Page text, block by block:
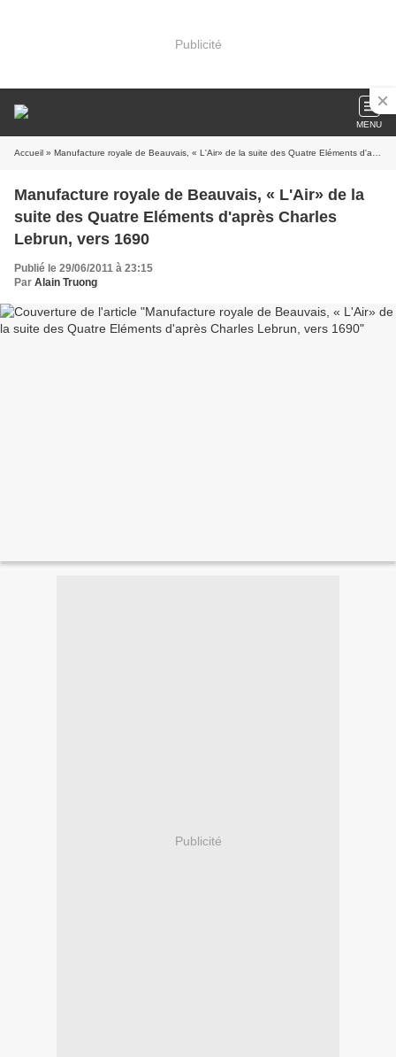
Publicité
MENU
Accueil » Manufacture royale de Beauvais, « L'Air» de la suite des Quatre Eléments d'après Charles Lebrun, vers 1690
Manufacture royale de Beauvais, « L'Air» de la
suite des Quatre Eléments d'après Charles
Lebrun, vers 1690
Publié le 29/06/2011 à 23:15
Par Alain Truong
Publicité